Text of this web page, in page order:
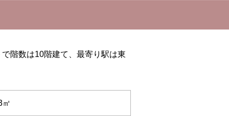
階数は10階建て、最寄り駅は東
㎡